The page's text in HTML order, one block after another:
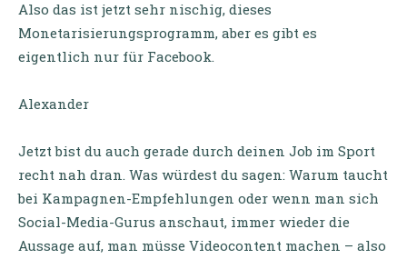
Also das ist jetzt sehr nischig, dieses
Monetarisierungsprogramm, aber es gibt es
eigentlich nur für Facebook.
Alexander
Jetzt bist du auch gerade durch deinen Job im Sport
recht nah dran. Was würdest du sagen: Warum taucht
bei Kampagnen-Empfehlungen oder wenn man sich
Social-Media-Gurus anschaut, immer wieder die
Aussage auf, man müsse Videocontent machen – also